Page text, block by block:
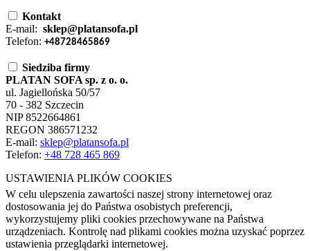
Kontakt
E-mail: sklep@platansofa.pl
Telefon: +48728465869
Siedziba firmy
PLATAN SOFA sp. z o. o.
ul. Jagiellońska 50/57
70 - 382 Szczecin
NIP 8522664861
REGON 386571232
E-mail: sklep@platansofa.pl
Telefon: +48 728 465 869
USTAWIENIA PLIKÓW COOKIES
W celu ulepszenia zawartości naszej strony internetowej oraz
dostosowania jej do Państwa osobistych preferencji,
wykorzystujemy pliki cookies przechowywane na Państwa
urządzeniach. Kontrolę nad plikami cookies można uzyskać poprzez
ustawienia przeglądarki internetowej.